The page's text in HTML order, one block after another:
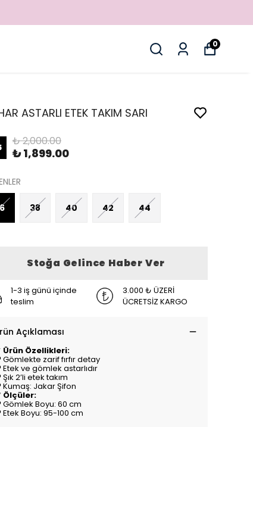
0
ASTARLI ETEK TAKIM SARI
₺ 2,000.00
₺ 1,899.00
38 40 42 44
Stoğa Gelince Haber Ver
1-3 iş günü içinde
teslim
3.000 ₺ ÜZERİ
ÜCRETSİZ KARGO
Açıklaması
Ürün Özellikleri:
zarif fırfır detay
ve gömlek astarlıdır
2’li etek takım
Jakar Şifon
Ölçüler:
Boyu: 60 cm
Boyu: 95-100 cm